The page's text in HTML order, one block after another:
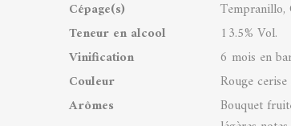
Cépage(s)
Tempranillo,
Teneur en alcool
13.5% Vol.
Vinification
6 mois en
Couleur
Rouge
Arômes
Bouquet